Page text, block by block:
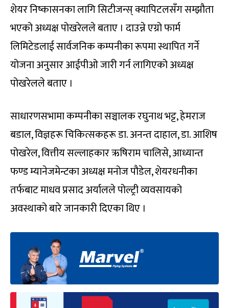
शेयर निष्कासनका लागि सिटीजन्स् क्यापिटलसँग सम्झौता
भएको अध्यक्ष पोखरेलले बताए । दाउन्ने एग्रो फार्म
लिमिटेडलाई सार्वजनिक कम्पनीका रूपमा स्थापित गर्ने
योजना अनुसार आईपीओ जारी गर्न लागिएको अध्यक्ष
पोखरेलले बताए ।
साधारणसभामा कम्पनीका सञ्चालक रघुनाथ भट्ट, हेमराज
बडाल, विज्ञहरू चिकित्सकहरू डा. अनन्त दाहाल, डा. आशिष
पोखरेल, वित्तीय सल्लाहकार ऋषिराम चालिसे, आध्यान्त
फण्ड म्यानेजमेन्टका अध्यक्ष मनोज पौडेल, शेयरधनीका
तर्फबाट माधव प्रसाद अर्यालले पोल्ट्री व्यवसायको
अवस्थाको बारे जानकारी दिएका थिए ।